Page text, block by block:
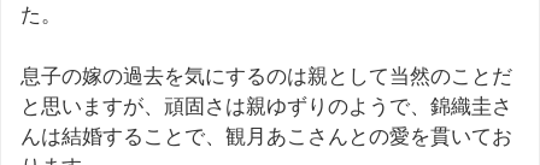
た。
息子の嫁の過去を気にするのは親として当然のことだ
と思いますが、頑固さは親ゆずりのようで、錦織圭さ
んは結婚することで、観月あこさんとの愛を貫いてお